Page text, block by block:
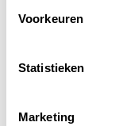
Voorkeuren
Statistieken
Marketing